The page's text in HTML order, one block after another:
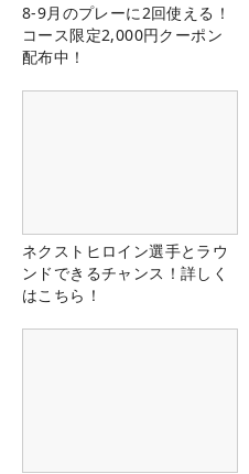
8-9月のプレーに2回使える！
コース限定2,000円クーポン
配布中！
ネクストヒロイン選手とラウ
ンドできるチャンス！詳しく
はこちら！